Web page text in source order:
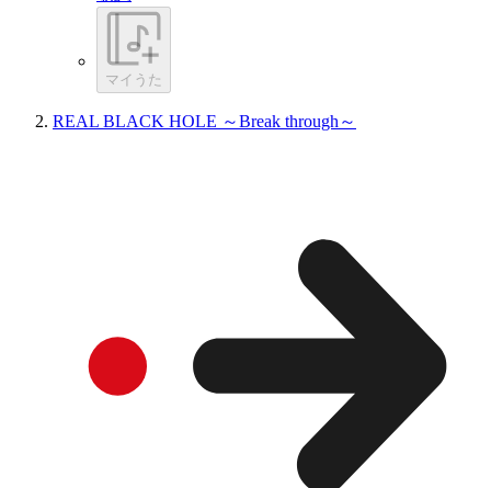
マイうた
REAL BLACK HOLE ～Break through～